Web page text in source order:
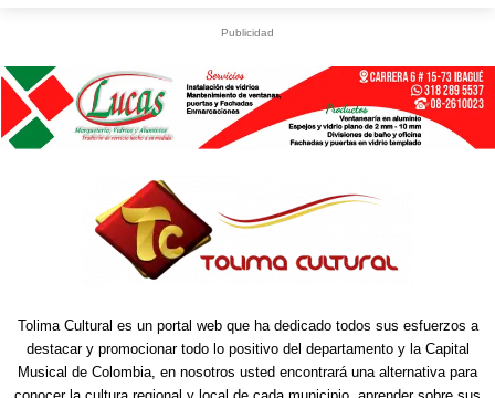
Publicidad
Tolima Cultural es un portal web que ha dedicado todos sus esfuerzos a
destacar y promocionar todo lo positivo del departamento y la Capital
Musical de Colombia, en nosotros usted encontrará una alternativa para